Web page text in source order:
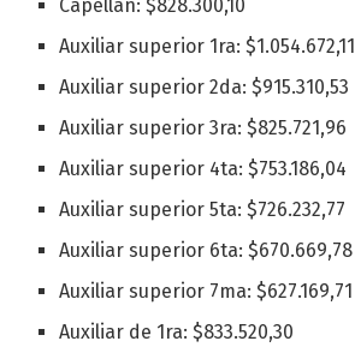
Capellan: $828.300,10
Auxiliar superior 1ra: $1.054.672,11
Auxiliar superior 2da: $915.310,53
Auxiliar superior 3ra: $825.721,96
Auxiliar superior 4ta: $753.186,04
Auxiliar superior 5ta: $726.232,77
Auxiliar superior 6ta: $670.669,78
Auxiliar superior 7ma: $627.169,71
Auxiliar de 1ra: $833.520,30